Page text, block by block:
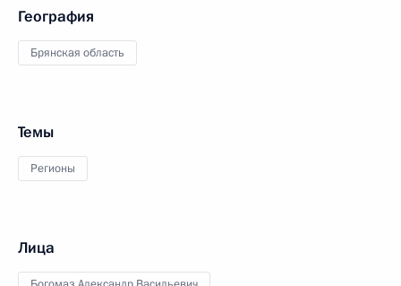
География
Брянская область
Темы
Регионы
Лица